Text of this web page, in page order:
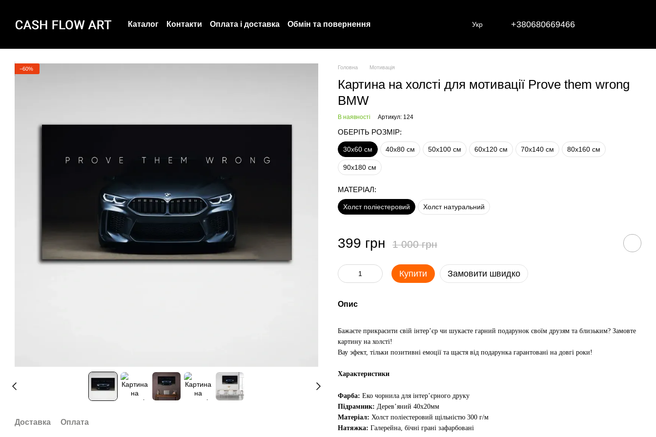
Каталог Контакти Оплата і доставка
Обмін та повернення
Укр +380680669466
−60%
Доставка Оплата
Головна Мотивація
Картина на холсті для мотивації Prove them wrong
BMW
В наявності Артикул: 124
ОБЕРІТЬ РОЗМІР:
30х60 см 40х80 см 50х100 см 60х120 см 70х140 см 80х160 см
90х180 см
МАТЕРІАЛ:
Холст поліестеровий Холст натуральний
399 грн 1 000 грн
Купити Замовити швидко
Опис
Бажаєте прикрасити свій інтер’єр чи шукаєте гарний подарунок своїм друзям та близьким? Замовте
картину на холсті!
Вау эфект, тільки позитивні емоції та щастя від подарунка гарантовані на довгі роки!
Характеристики
Фарба: Еко чорнила для інтер’єрного друку
Підрамник: Дерев’яний 40х20мм
Матеріал: Холст поліестеровий щільністю 300 г/м
Натяжка: Галерейна, бічні грані зафарбовані